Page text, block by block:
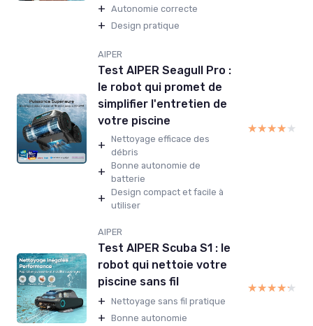
+ Autonomie correcte
+ Design pratique
AIPER
Test AIPER Seagull Pro :
le robot qui promet de
simplifier l'entretien de
votre piscine
+ Nettoyage efficace des
débris
+ Bonne autonomie de
batterie
+ Design compact et facile à
utiliser
★★★★★
★★★★★
AIPER
Test AIPER Scuba S1 : le
robot qui nettoie votre
piscine sans fil
+ Nettoyage sans fil pratique
+ Bonne autonomie
★★★★★
★★★★★